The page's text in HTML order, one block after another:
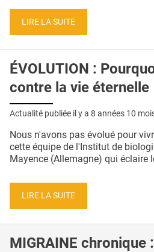
CONTACT
LIRE LA SUITE
ÉVOLUTION :
contre la vie éternelle
Actualité publiée il y a 8 années 10
Nous n'avons pas évolué pour
cette équipe de l'Institut de
Mayence (Allemagne) qui éclaire
LIRE LA SUITE
MIGRAINE chronique